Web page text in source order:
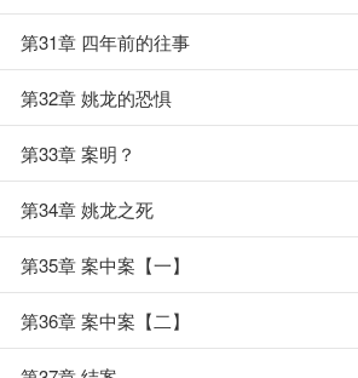
第31章 四年前的往事
第32章 姚龙的恐惧
第33章 案明？
第34章 姚龙之死
第35章 案中案【一】
第36章 案中案【二】